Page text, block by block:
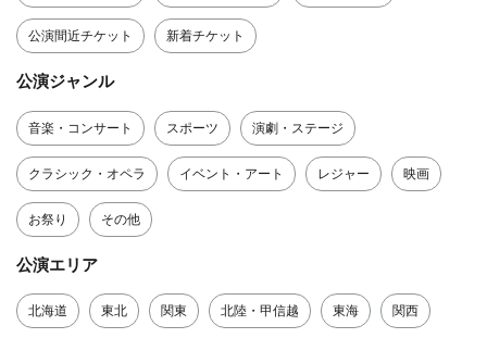
公演間近チケット 新着チケット
公演ジャンル
音楽・コンサート スポーツ 演劇・ステージ
クラシック・オペラ イベント・アート レジャー 映画
お祭り その他
公演エリア
北海道 東北 関東 北陸・甲信越 東海 関西